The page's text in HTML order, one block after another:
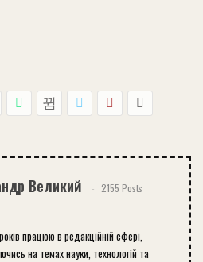
Великий 2155 Posts
працюю в редакційній сфері,
на темах науки, технологій та